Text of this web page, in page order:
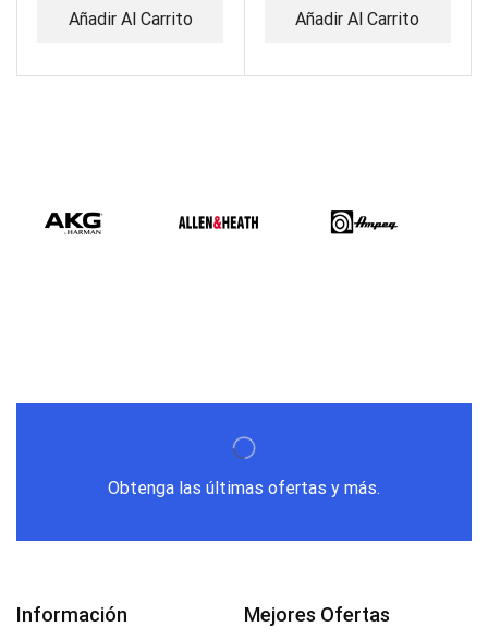
Añadir Al Carrito Añadir Al Carrito
Obtenga las últimas ofertas y más.
Información Mejores Ofertas